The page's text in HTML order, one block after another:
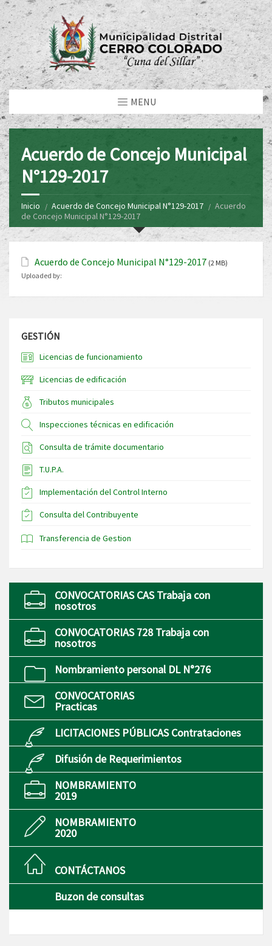
MENU
Acuerdo de Concejo Municipal
N°129-2017
Inicio Acuerdo de Concejo Municipal N°129-2017
Acuerdo
de Concejo Municipal N°129-2017
Acuerdo de Concejo Municipal N°129-2017 (2 MB)
Uploaded by:
GESTIÓN
Licencias de funcionamiento
Licencias de edificación
Tributos municipales
Inspecciones técnicas en edificación
Consulta de trámite documentario
T.U.P.A.
Implementación del Control Interno
Consulta del Contribuyente
Transferencia de Gestion
CONVOCATORIAS CAS Trabaja con
nosotros
CONVOCATORIAS 728 Trabaja con
nosotros
Nombramiento personal DL N°276
CONVOCATORIAS
Practicas
LICITACIONES PÚBLICAS Contrataciones
Difusión de Requerimientos
NOMBRAMIENTO
2019
NOMBRAMIENTO
2020
CONTÁCTANOS
Buzon de consultas